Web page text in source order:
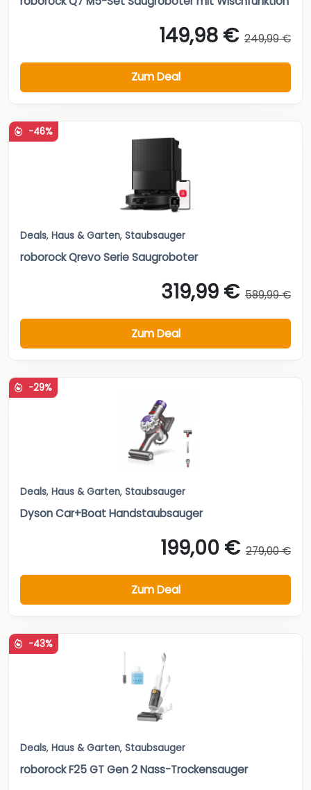
149,98 € 249,99 €
Zum Deal
-46%
Deals, Haus & Garten, Staubsauger
roborock Qrevo Serie Saugroboter
319,99 € 589,99 €
Zum Deal
-29%
Deals, Haus & Garten, Staubsauger
Dyson Car+Boat Handstaubsauger
199,00 € 279,00 €
Zum Deal
-43%
Deals, Haus & Garten, Staubsauger
roborock F25 GT Gen 2 Nass-Trockensauger